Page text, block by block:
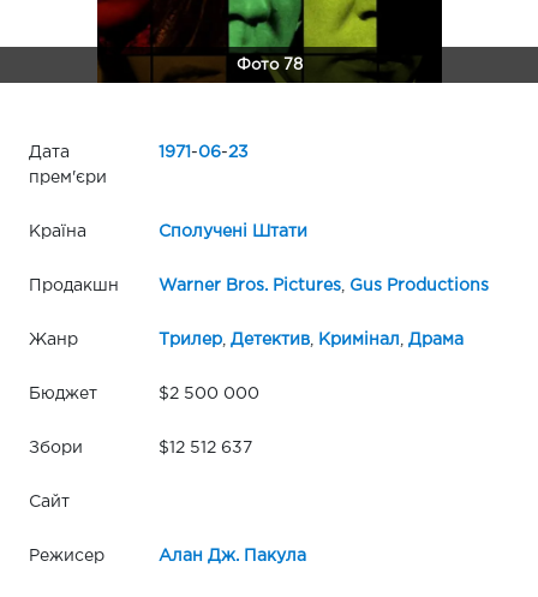
Фото 78
Дата
прем'єри
1971 -06-23
Країна Сполучені Штати
Продакшн Warner Bros. Pictures, Gus Productions
Жанр Трилер, Детектив, Кримінал Драма
Бюджет $2 500 000
Збори $12 512 637
Сайт
Режисер Алан Дж. Пакула